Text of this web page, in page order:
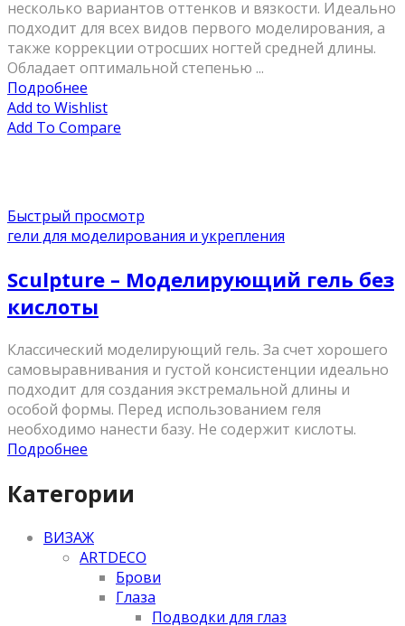
несколько вариантов оттенков и вязкости. Идеально
подходит для всех видов первого моделирования, а
также коррекции отросших ногтей средней длины.
Обладает оптимальной степенью ...
Подробнее
Add to Wishlist
Add To Compare
Быстрый просмотр
гели для моделирования и укрепления
Sculpture – Моделирующий гель без
кислоты
Классический моделирующий гель. За счет хорошего
самовыравнивания и густой консистенции идеально
подходит для создания экстремальной длины и
особой формы. Перед использованием геля
необходимо нанести базу. Не содержит кислоты.
Подробнее
Категории
ВИЗАЖ
ARTDECO
Брови
Глаза
Подводки для глаз